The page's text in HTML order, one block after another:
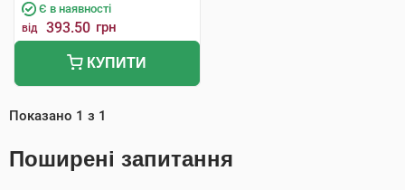
Є в наявності
від 393.50 грн
КУПИТИ
Показано 1 з 1
Поширені запитання